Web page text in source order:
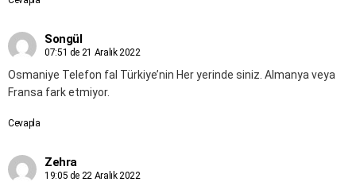
Songül
07:51 de 21 Aralık 2022
Osmaniye Telefon fal Türkiye’nin Her yerinde siniz. Almanya veya
Fransa fark etmiyor.
Cevapla
Zehra
19:05 de 22 Aralık 2022